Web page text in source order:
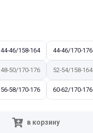
44-46/158-164 44-46/170-176
48-50/170-176 52-54/158-164
56-58/170-176 60-62/170-176
в корзину